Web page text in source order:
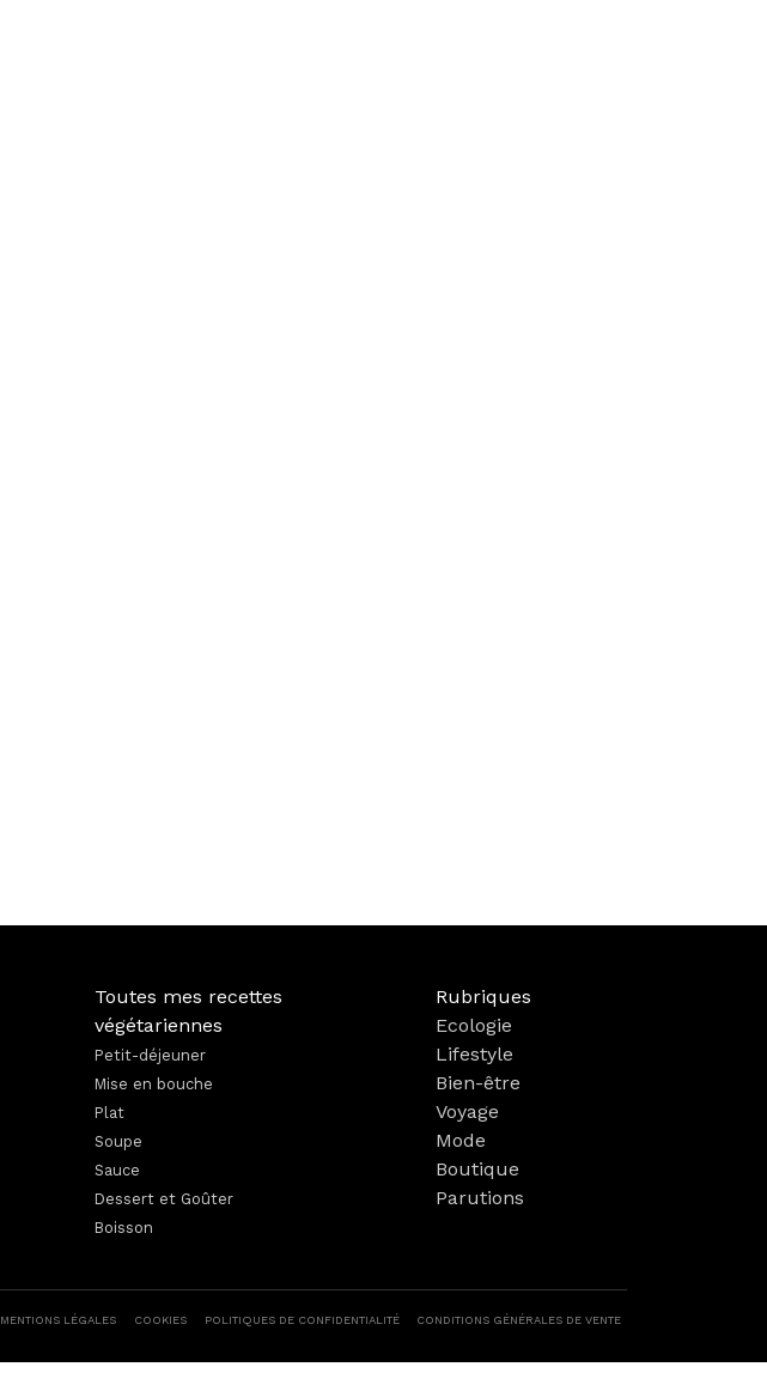
Toutes mes recettes
végétariennes
Petit-déjeuner
Mise en bouche
Plat
Soupe
Sauce
Dessert et Goûter
Boisson
Rubriques
Ecologie
Lifestyle
Bien-être
Voyage
Mode
Boutique
Parutions
MENTIONS LÉGALES COOKIES POLITIQUES DE CONFIDENTIALITÉ CONDITIONS GÉNÉRALES DE VENTE